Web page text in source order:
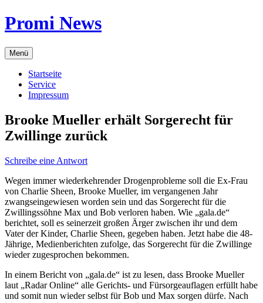
Zum
Inhalt
Promi News
Menü
Startseite
Service
Impressum
Brooke Mueller erhält Sorgerecht für
Zwillinge zurück
Schreibe eine Antwort
Wegen immer wiederkehrender Drogenprobleme soll die Ex-Frau
von Charlie Sheen, Brooke Mueller, im vergangenen Jahr
zwangseingewiesen worden sein und das Sorgerecht für die
Zwillingssöhne Max und Bob verloren haben. Wie „gala.de“
berichtet, soll es seinerzeit großen Ärger zwischen ihr und dem
Vater der Kinder, Charlie Sheen, gegeben haben. Jetzt habe die 48-
Jährige, Medienberichten zufolge, das Sorgerecht für die Zwillinge
wieder zugesprochen bekommen.
In einem Bericht von „gala.de“ ist zu lesen, dass Brooke Mueller
laut „Radar Online“ alle Gerichts- und Fürsorgeauflagen erfüllt habe
und somit nun wieder selbst für Bob und Max sorgen dürfe. Nach